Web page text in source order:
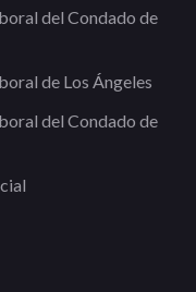
del Condado de
de Los Ángeles
del Condado de